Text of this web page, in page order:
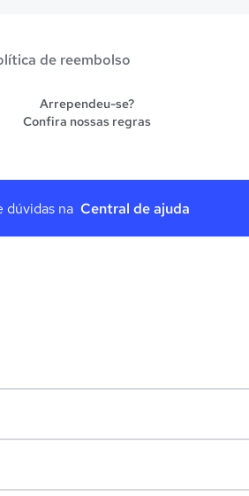
de reembolso
Arrependeu-se?
Confira nossas regras
dúvidas na Central de ajuda